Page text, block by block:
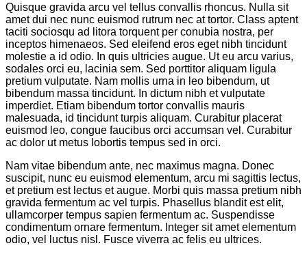
Quisque gravida arcu vel tellus convallis rhoncus. Nulla sit
amet dui nec nunc euismod rutrum nec at tortor. Class aptent
taciti sociosqu ad litora torquent per conubia nostra, per
inceptos himenaeos. Sed eleifend eros eget nibh tincidunt
molestie a id odio. In quis ultricies augue. Ut eu arcu varius,
sodales orci eu, lacinia sem. Sed porttitor aliquam ligula
pretium vulputate. Nam mollis urna in leo bibendum, ut
bibendum massa tincidunt. In dictum nibh et vulputate
imperdiet. Etiam bibendum tortor convallis mauris
malesuada, id tincidunt turpis aliquam. Curabitur placerat
euismod leo, congue faucibus orci accumsan vel. Curabitur
ac dolor ut metus lobortis tempus sed in orci.
Nam vitae bibendum ante, nec maximus magna. Donec
suscipit, nunc eu euismod elementum, arcu mi sagittis lectus,
et pretium est lectus et augue. Morbi quis massa pretium nibh
gravida fermentum ac vel turpis. Phasellus blandit est elit,
ullamcorper tempus sapien fermentum ac. Suspendisse
condimentum ornare fermentum. Integer sit amet elementum
odio, vel luctus nisl. Fusce viverra ac felis eu ultrices.